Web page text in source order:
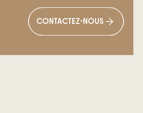
CONTACTEZ-NOUS